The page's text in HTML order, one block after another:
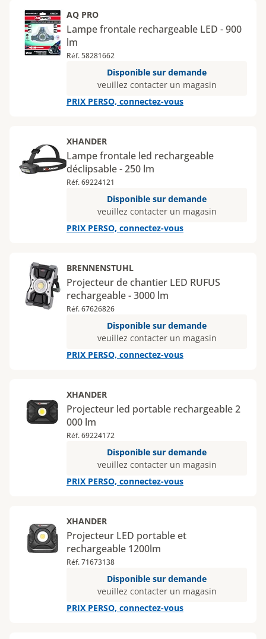
AQ PRO
Lampe frontale rechargeable LED - 900
lm
Réf. 58281662
Disponible sur demande
veuillez contacter un magasin
PRIX PERSO, connectez-vous
XHANDER
Lampe frontale led rechargeable
déclipsable - 250 lm
Réf. 69224121
Disponible sur demande
veuillez contacter un magasin
PRIX PERSO, connectez-vous
BRENNENSTUHL
Projecteur de chantier LED RUFUS
rechargeable - 3000 lm
Réf. 67626826
Disponible sur demande
veuillez contacter un magasin
PRIX PERSO, connectez-vous
XHANDER
Projecteur led portable rechargeable 2
000 lm
Réf. 69224172
Disponible sur demande
veuillez contacter un magasin
PRIX PERSO, connectez-vous
XHANDER
Projecteur LED portable et
rechargeable 1200lm
Réf. 71673138
Disponible sur demande
veuillez contacter un magasin
PRIX PERSO, connectez-vous